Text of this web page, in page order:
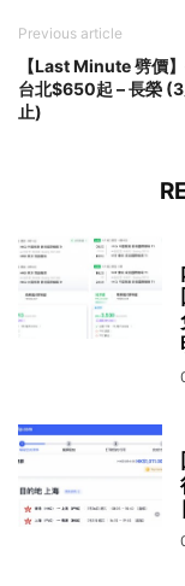
Previous article
【Last Minute 劈價
台北$650起 – 長榮
止)